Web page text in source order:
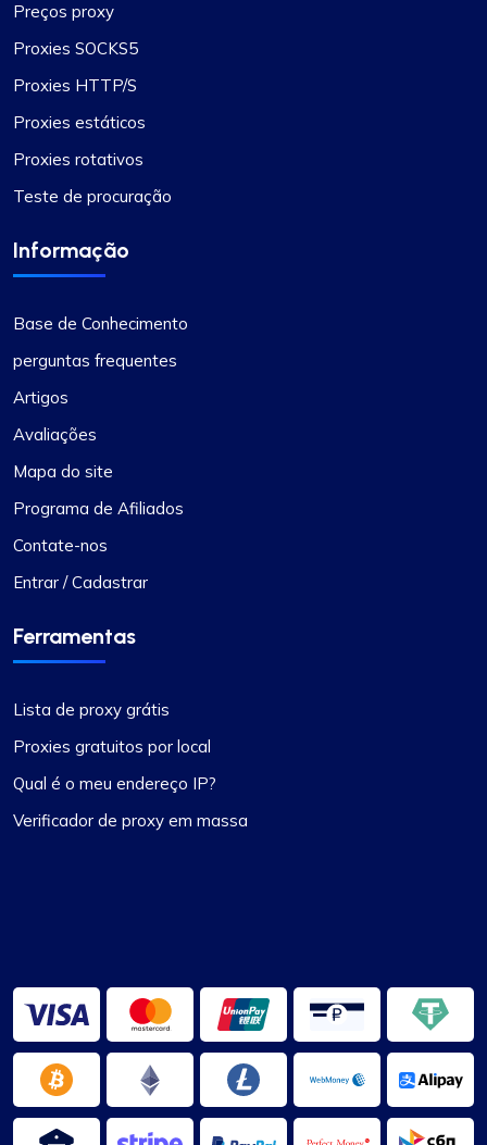
Preços proxy
Proxies SOCKS5
Proxies HTTP/S
Proxies estáticos
Proxies rotativos
Teste de procuração
Informação
Base de Conhecimento
perguntas frequentes
Artigos
Avaliações
Mapa do site
Programa de Afiliados
Contate-nos
Entrar / Cadastrar
Ferramentas
Lista de proxy grátis
Proxies gratuitos por local
Qual é o meu endereço IP?
Verificador de proxy em massa